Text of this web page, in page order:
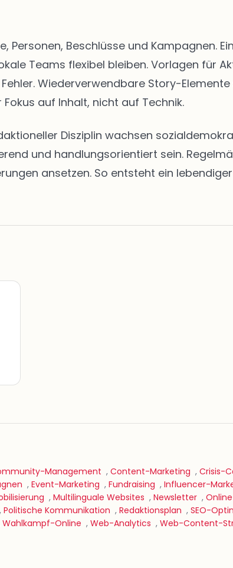
Beschlüsse und Kampagnen.
Teams flexibel bleiben. Vorlagen für
Wiederverwendbare Story-
auf Inhalt, nicht auf Technik.
Disziplin wachsen
und handlungsorientiert sein.
ansetzen. So entsteht ein
Management , Content-Marketing , Crisis-
, Event-Marketing , Fundraising , Influencer-
, Multilinguale Websites , Newsletter ,
, Politische Kommunikation , Redaktionsplan , SEO-
Wahlkampf-Online , Web-Analytics , Web-Content-